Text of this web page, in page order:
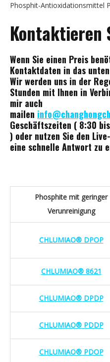
Phosphit-Antioxidationsmittel
Kontaktieren
Wenn Sie einen Preis
Kontaktdaten in das
Wir werden uns in der
Stunden mit Ihnen in
mir auch
mailen
Geschäftszeiten ( 8:30
) oder nutzen Sie den
eine schnelle Antwort zu
Phosphite mit geringer
Verunreinigung
CHLUMIAO® DPOP
CHLUMIAO® 8621
CHLUMIAO® DPDP
CHLUMIAO® PDDP
CHLUMIAO® PDOP